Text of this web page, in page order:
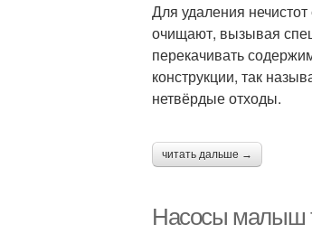
Для удаления
очищают, вызывая
перекачивать
конструкции, так
нетвёрдые отходы.
читать дальше →
Насосы малыш